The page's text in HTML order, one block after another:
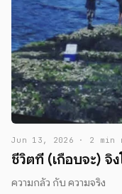
Jun 13, 2026 · 2 min
ชีวิตที่ (เกือบจะ) จิ
ความกลัว กับ ความจริง